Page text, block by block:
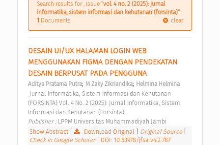
Search results for , issue "vol. 4 no. 2 (2025): jurnal
informatika, sistem informasi dan kehutanan (forsinta)" :
1 Documents clear
DESAIN UI/UX HALAMAN LOGIN WEB
MENGGUNAKAN FIGMA DENGAN PENDEKATAN
DESAIN BERPUSAT PADA PENGGUNA
Aditya Pratama Putra; M Zaky Zikriandika; Helmina Helmina
(FORSINTA) Vol. 4 No. 2 (2025): Jurnal Informatika, Sistem
Informasi dan Kehutanan (Forsinta)
Publisher : LPPM Universitas Muhammadiyah Jambi
Show Abstract| Download Original Original Source
Check in Google Scholar
DOI: 10.53978/jfsa.v4i2.787